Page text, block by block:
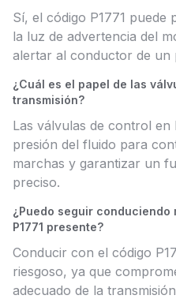
Sí, el código P1771 puede
la luz de advertencia del
alertar al conductor de un
¿Cuál es el papel de las
transmisión?
Las válvulas de control
presión del fluido para
marchas y garantizar un
preciso.
¿Puedo seguir
P1771 presente?
Conducir con el código
riesgoso, ya que
adecuado de la